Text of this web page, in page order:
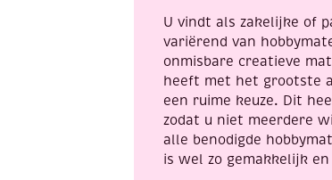
napjes
verf,
aantal
U vindt als zakelijke of
variërend van
onmisbare creatieve
heeft met het grootste
een ruime keuze. Dit
zodat u niet meerdere
alle benodigde
is wel zo gemakkelijk